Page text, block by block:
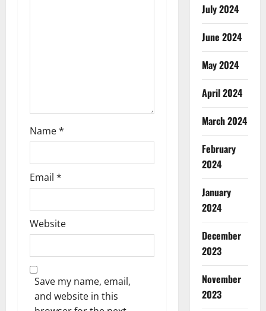
Name*
Email *
Website
Save my name, email,
and website in this
July 2024
June 2024
May 2024
April 2024
March 2024
February
2024
January
2024
December
2023
November
2023